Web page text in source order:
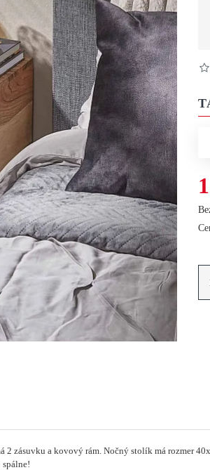
2 zásuvku a kovový rám. Nočný stolík má rozmer